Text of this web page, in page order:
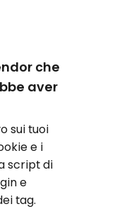
che
aver
sui tuoi
e i
script di
e
tag.